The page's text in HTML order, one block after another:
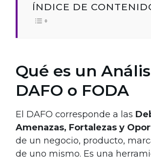
ÍNDICE DE
Qué es un
DAFO o FODA
El DAFO corresponde a las
Amenazas, Fortalezas y
de un negocio, producto,
de uno mismo. Es una